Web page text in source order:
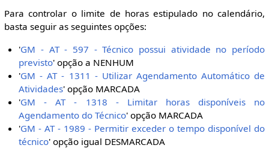
Para controlar o limite de horas estipulado no calendário,
basta seguir as seguintes opções:
'GM - AT - 597 - Técnico possui atividade no período
previsto' opção a NENHUM
'GM - AT - 1311 - Utilizar Agendamento Automático de
Atividades' opção MARCADA
'GM - AT - 1318 - Limitar horas disponíveis no
Agendamento do Técnico' opção MARCADA
'GM - AT - 1989 - Permitir exceder o tempo disponível do
técnico' opção igual DESMARCADA